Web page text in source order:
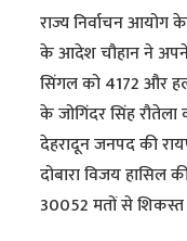
राज्य निर्वाचन आयोग
के आदेश चौहान ने अपने
सिंगल को 4172 और
के जोगिंदर सिंह
देहरादून जनपद की
दोबारा विजय हासिल
30052 मतों से शिकस्त